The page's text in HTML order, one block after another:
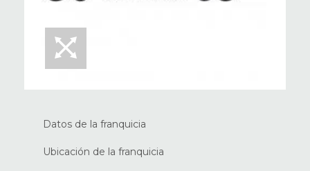
Datos de la franquicia
Ubicación de la franquicia